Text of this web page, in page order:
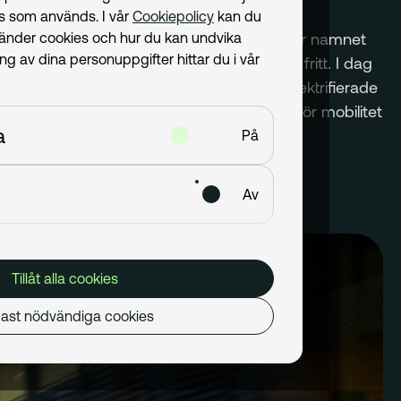
har vi finansierat fordon i Sverige under namnet
för miljontals människor att färdas fritt. I dag
ledande banken i omställningen till elektrifierade
och företag att göra smartare val. För mobilitet
hållbar.
som används. I vår Cookiepolicy kan du
cookies och hur du kan undvika
av dina personuppgifter hittar du i vår
På
Av
Tillåt alla cookies
nödvändiga cookies